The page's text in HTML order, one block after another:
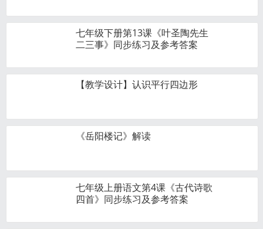
七年级下册第13课《叶圣陶先生
二三事》同步练习及参考答案
【教学设计】认识平行四边形
《岳阳楼记》解读
七年级上册语文第4课《古代诗歌
四首》同步练习及参考答案